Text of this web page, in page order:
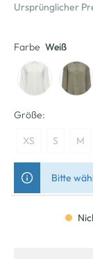
Ursprünglicher
Farbe Weiß
Größe:
XS S M
Bitte